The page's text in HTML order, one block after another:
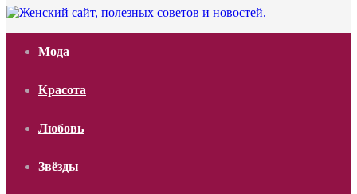
Мода
Красота
Любовь
Звёзды